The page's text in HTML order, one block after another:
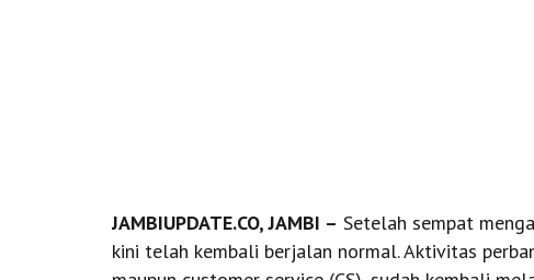
JAMBIUPDATE.CO, JAMBI – Setelah sempat
kini telah kembali berjalan normal. Aktivitas